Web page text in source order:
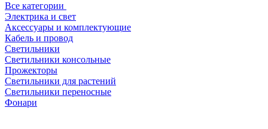
Все категории
Электрика и свет
Аксессуары и комплектующие
Кабель и провод
Светильники
Светильники консольные
Прожекторы
Светильники для растений
Светильники переносные
Фонари